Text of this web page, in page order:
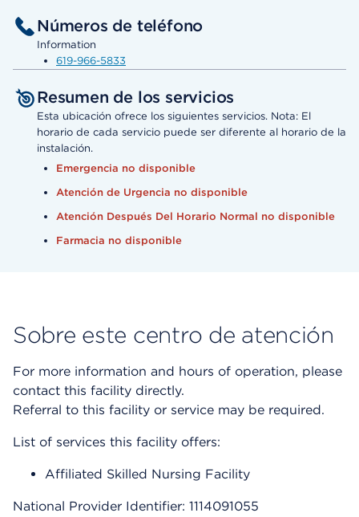
Números de teléfono
Information
619-966-5833
Resumen de los servicios
Esta ubicación ofrece los siguientes servicios. Nota: El
horario de cada servicio puede ser diferente al horario de la
instalación.
Emergencia no disponible
Atención de Urgencia no disponible
Atención Después Del Horario Normal no disponible
Farmacia no disponible
Sobre este centro de atención
For more information and hours of operation, please
contact this facility directly.
Referral to this facility or service may be required.
List of services this facility offers:
Affiliated Skilled Nursing Facility
National Provider Identifier: 1114091055